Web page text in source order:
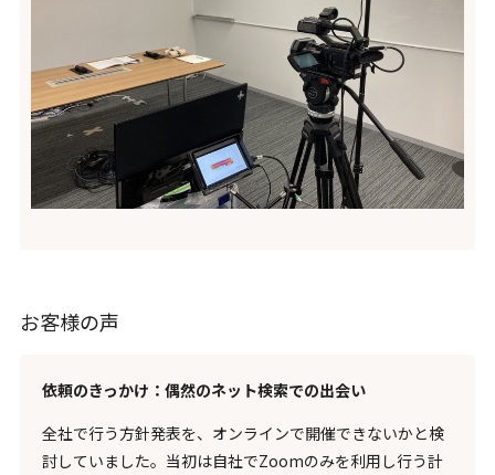
お客様の声
依頼のきっかけ：偶然のネット検索での出会い
全社で行う方針発表を、オンラインで開催できないかと検
討していました。当初は自社でZoomのみを利用し行う計